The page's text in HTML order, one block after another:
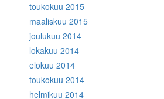
toukokuu 2015
maaliskuu 2015
joulukuu 2014
lokakuu 2014
elokuu 2014
toukokuu 2014
helmikuu 2014